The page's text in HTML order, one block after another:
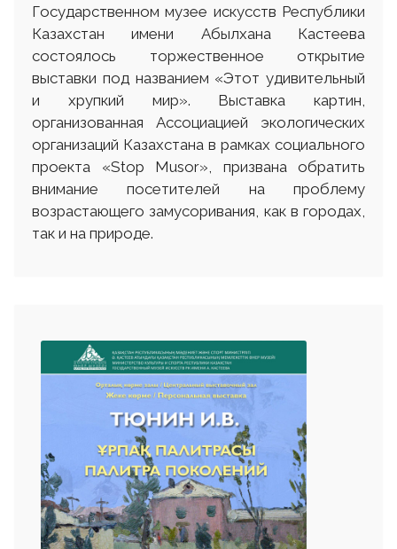
Государственном музее искусств Республики
Казахстан имени Абылхана Кастеева
состоялось торжественное открытие
выставки под названием «Этот удивительный
и хрупкий мир». Выставка картин,
организованная Ассоциацией экологических
организаций Казахстана в рамках социального
проекта «Stop Musor», призвана обратить
внимание посетителей на проблему
возрастающего замусоривания, как в городах,
так и на природе.